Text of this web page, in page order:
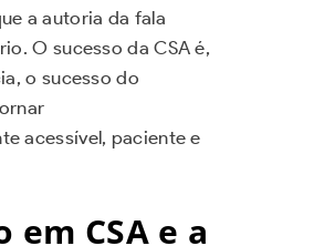
a autoria da fala
O sucesso da CSA é,
o sucesso do
acessível, paciente e
em CSA e a